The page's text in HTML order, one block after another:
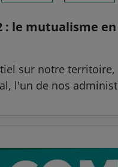
: le mutualisme
sur notre
l'un de nos